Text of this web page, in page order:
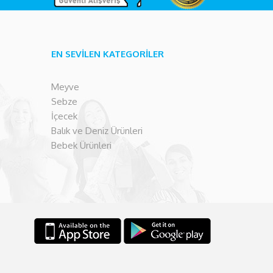
EN SEVİLEN KATEGORİLER
Meyve
Sebze
İçecek
Balık ve Deniz Ürünleri
Bebek Ürünleri